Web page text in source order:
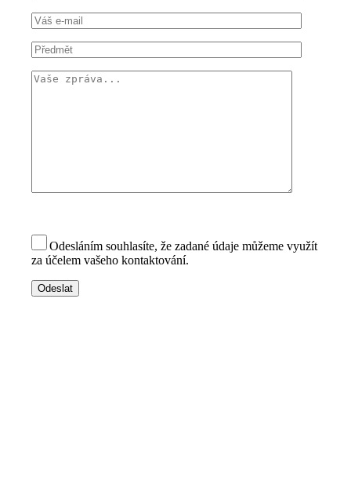
Odesláním souhlasíte, že zadané údaje můžeme využít
za účelem vašeho kontaktování.